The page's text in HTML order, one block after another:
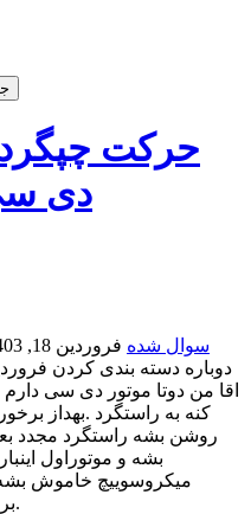
حرکت چپگرد
دی
سوال شده فروردین 18, 1403
دوباره دسته بندی کردن فروردین
اقا من دوتا موتور دی سی
کنه به راستگرد .بهداز
روشن بشه راستگرد مجدد
بشه و موتوراول
میکروسوییچ خاموش
برخورد به میکروسوییچ خاموش کامل.